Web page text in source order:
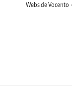
Webs de Vocento